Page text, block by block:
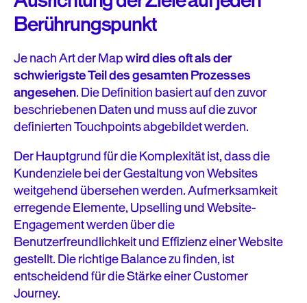
Berührungspunkt
Je nach Art der Mapwird dies oft als der
schwierigste Teil des gesamten Prozesses
angesehen. Die Definition basiert auf den zuvor
beschriebenen Daten und muss auf die zuvor
definierten Touchpoints abgebildet werden.
Der Hauptgrund für die Komplexität ist, dass die
Kundenziele bei der Gestaltung von Websites
weitgehend übersehen werden. Aufmerksamkeit
erregende Elemente, Upselling und Website-
Engagement werden über die
Benutzerfreundlichkeit und Effizienz einer Website
gestellt. Die richtige Balance zu finden, ist
entscheidend für die Stärke einer Customer
Journey.